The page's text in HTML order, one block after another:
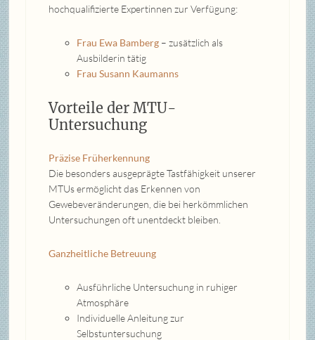
hochqualifizierte Expertinnen zur Verfügung:
Frau Ewa Bamberg– zusätzlich als
Ausbilderin tätig
Frau Susann Kaumanns
Vorteile der MTU-
Untersuchung
Präzise Früherkennung
Die besonders ausgeprägte Tastfähigkeit unserer
MTUs ermöglicht das Erkennen von
Gewebeveränderungen, die bei herkömmlichen
Untersuchungen oft unentdeckt bleiben.
Ganzheitliche Betreuung
Ausführliche Untersuchung in ruhiger
Atmosphäre
Individuelle Anleitung zur
Selbstuntersuchung